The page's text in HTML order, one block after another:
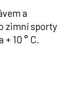
a
zimní sporty
10 ° C.